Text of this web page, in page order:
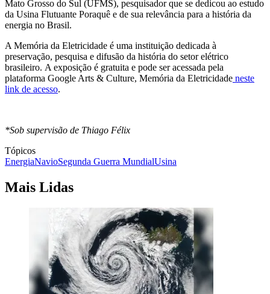
Mato Grosso do Sul (UFMS), pesquisador que se dedicou ao estudo
da Usina Flutuante Poraquê e de sua relevância para a história da
energia no Brasil.
A Memória da Eletricidade é uma instituição dedicada à
preservação, pesquisa e difusão da história do setor elétrico
brasileiro. A exposição é gratuita e pode ser acessada pela
plataforma Google Arts & Culture, Memória da Eletricidade neste
link de acesso.
*Sob supervisão de Thiago Félix
Tópicos
EnergiaNavioSegunda Guerra MundialUsina
Mais Lidas